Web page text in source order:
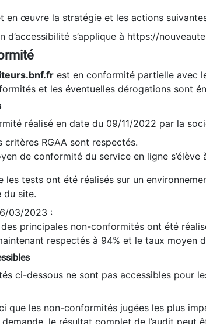
en œuvre la stratégie et les actions
d’accessibilité s’applique à https://
est en conformité partielle avec
et les éventuelles dérogations sont
réalisé en date du 09/11/2022 par la
critères RGAA sont respectés.
de conformité du service en ligne
les tests ont été réalisés sur un
du site.
03/2023 :
principales non-conformités ont été
respectés à 94% et le taux moyen
ci-dessous ne sont pas accessibles pour
que les non-conformités jugées les plus
demande, le résultat complet de l’audit peut